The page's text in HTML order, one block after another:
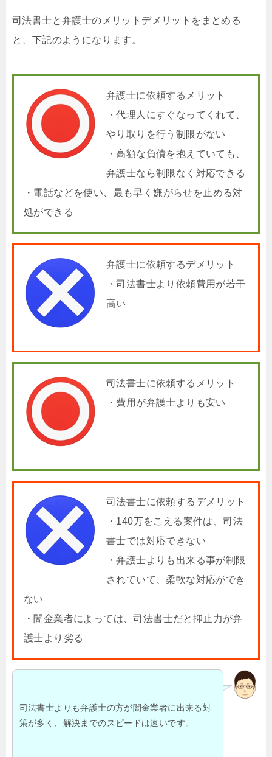
司法書士と弁護士のメリットデメリットをまとめる
と、下記のようになります。
弁護士に依頼するメリット
・代理人にすぐなってくれて、
やり取りを行う制限がない
・高額な負債を抱えていても、
弁護士なら制限なく対応できる
・電話などを使い、最も早く嫌がらせを止める対
処ができる
弁護士に依頼するデメリット
・司法書士より依頼費用が若干
高い
司法書士に依頼するメリット
・費用が弁護士よりも安い
司法書士に依頼するデメリット
・140万をこえる案件は、司法
書士では対応できない
・弁護士よりも出来る事が制限
されていて、柔軟な対応ができ
ない
・闇金業者によっては、司法書士だと抑止力が弁
護士より劣る
司法書士よりも弁護士の方が闇金業者に出来る対
策が多く、解決までのスピードは速いです。